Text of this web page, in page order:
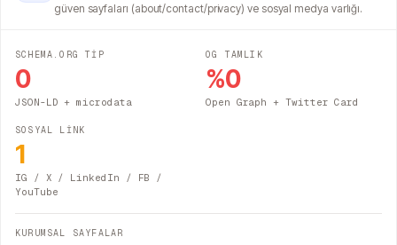
güven sayfaları (about/contact/privacy) ve sosyal medya varlığı.
SCHEMA.ORG TİP
0
JSON-LD + microdata
OG TAMLIK
%0
Open Graph + Twitter Card
SOSYAL LİNK
1
IG / X / LinkedIn / FB /
YouTube
KURUMSAL SAYFALAR